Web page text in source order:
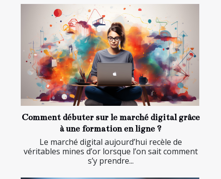
Comment débuter sur le marché digital grâce
à une formation en ligne ?
Le marché digital aujourd’hui recèle de
véritables mines d’or lorsque l’on sait comment
s’y prendre...